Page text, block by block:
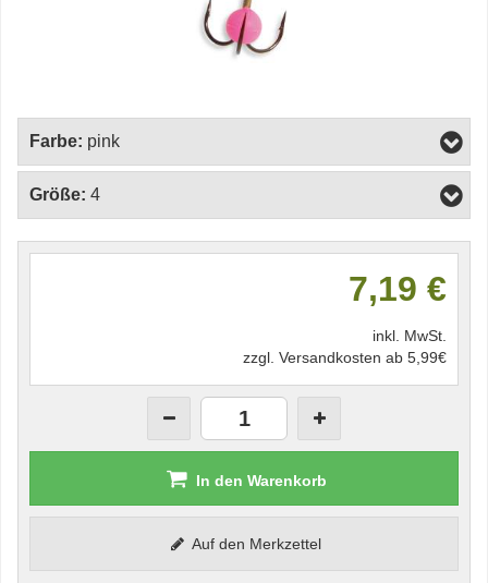
Farbe: pink
Größe: 4
7,19 €
inkl. MwSt.
zzgl. Versandkosten ab 5,99€
In den Warenkorb
Auf den Merkzettel